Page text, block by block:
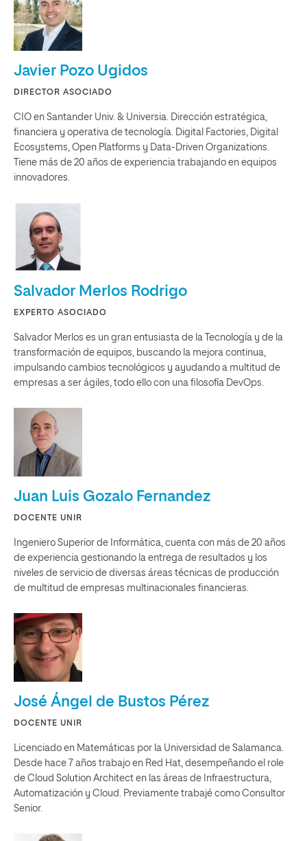
Javier Pozo Ugidos
DIRECTOR ASOCIADO
CIO en Santander Univ. & Universia. Dirección estratégica,
financiera y operativa de tecnología. Digital Factories, Digital
Ecosystems, Open Platforms y Data-Driven Organizations.
Tiene más de 20 años de experiencia trabajando en equipos
innovadores.
Salvador Merlos Rodrigo
EXPERTO ASOCIADO
Salvador Merlos es un gran entusiasta de la Tecnología y de la
transformación de equipos, buscando la mejora continua,
impulsando cambios tecnológicos y ayudando a multitud de
empresas a ser ágiles, todo ello con una filosofía DevOps.
Juan Luis Gozalo Fernandez
DOCENTE UNIR
Ingeniero Superior de Informática, cuenta con más de 20 años
de experiencia gestionando la entrega de resultados y los
niveles de servicio de diversas áreas técnicas de producción
de multitud de empresas multinacionales financieras.
José Ángel de Bustos Pérez
DOCENTE UNIR
Licenciado en Matemáticas por la Universidad de Salamanca.
Desde hace 7 años trabajo en Red Hat, desempeñando el role
de Cloud Solution Architect en las áreas de Infraestructura,
Automatización y Cloud. Previamente trabajé como Consultor
Senior.